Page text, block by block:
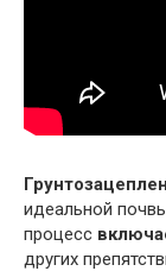
идеальной
процесс
других